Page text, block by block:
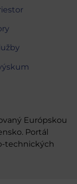
Európskou
Portál
technických